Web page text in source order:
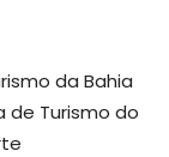
da Bahia
de Turismo do